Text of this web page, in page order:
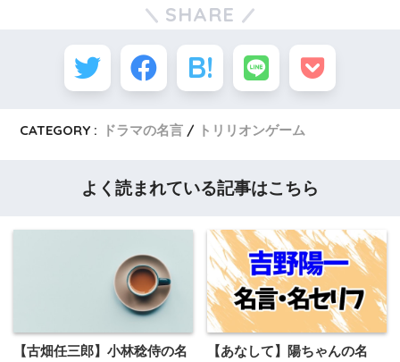
SHARE
CATEGORY : ドラマの名言 トリリオンゲーム
よく読まれている記事はこちら
【古畑任三郎】小林稔侍の名
【あなして】陽ちゃんの名